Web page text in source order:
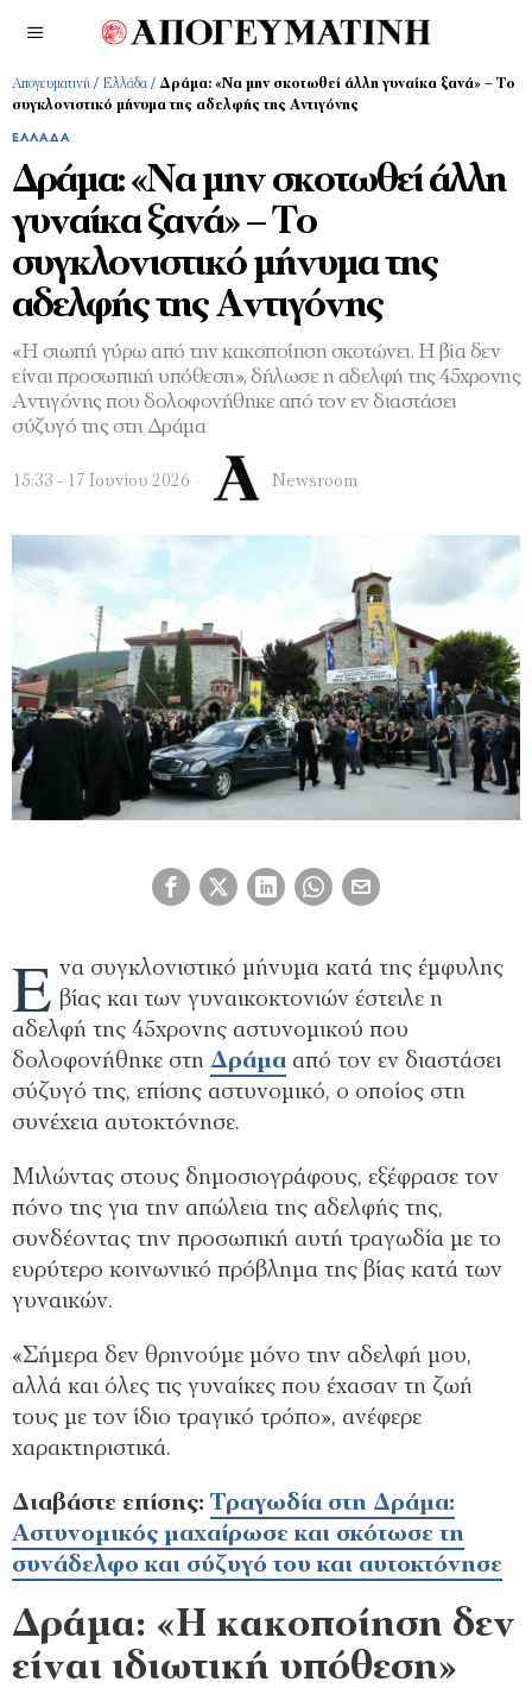
Απογευματινή / Ελλάδα / Δράμα: «Να μην σκοτωθεί άλλη γυναίκα ξανά» – Το
συγκλονιστικό μήνυμα της αδελφής της Αντιγόνης
ΕΛΛΆΔΑ
Δράμα: «Να μην σκοτωθεί άλλη
γυναίκα ξανά» – Το
συγκλονιστικό μήνυμα της
αδελφής της Αντιγόνης
«Η σιωπή γύρω από την κακοποίηση σκοτώνει. Η βία δεν
είναι προσωπική υπόθεση», δήλωσε η αδελφή της 45χρονης
Αντιγόνης που δολοφονήθηκε από τον εν διαστάσει
σύζυγό της στη Δράμα
15:33 - 17 Ιουνίου 2026 Newsroom
Έ να συγκλονιστικό μήνυμα κατά της έμφυλης
βίας και των γυναικοκτονιών έστειλε η
αδελφή της 45χρονης αστυνομικού που
δολοφονήθηκε στη Δράμα από τον εν διαστάσει
σύζυγό της, επίσης αστυνομικό, ο οποίος στη
συνέχεια αυτοκτόνησε.
Μιλώντας στους δημοσιογράφους, εξέφρασε τον
πόνο της για την απώλεια της αδελφής της,
συνδέοντας την προσωπική αυτή τραγωδία με το
ευρύτερο κοινωνικό πρόβλημα της βίας κατά των
γυναικών.
«Σήμερα δεν θρηνούμε μόνο την αδελφή μου,
αλλά και όλες τις γυναίκες που έχασαν τη ζωή
τους με τον ίδιο τραγικό τρόπο», ανέφερε
χαρακτηριστικά.
Διαβάστε επίσης: Τραγωδία στη Δράμα:
Αστυνομικός μαχαίρωσε και σκότωσε τη
συνάδελφο και σύζυγό του και αυτοκτόνησε
Δράμα: «Η κακοποίηση δεν
είναι ιδιωτική υπόθεση»